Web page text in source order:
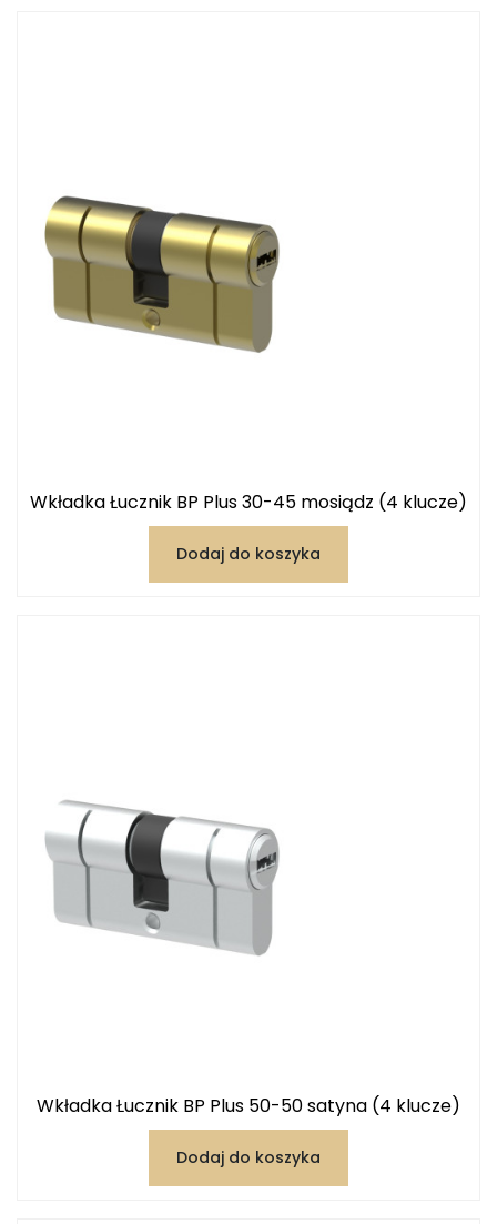
Wkładka Łucznik BP Plus 30-45 mosiądz (4 klucze)
Dodaj do koszyka
Wkładka Łucznik BP Plus 50-50 satyna (4 klucze)
Dodaj do koszyka